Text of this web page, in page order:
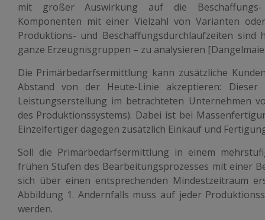
mit großer Auswirkung auf die
Komponenten mit einer Vielzahl von Varianten
Produktions- und Beschaffungsdurchlaufzeiten
ganze Erzeugnisgruppen – zu analysieren
Die Primärbedarfsermittlung kann zusätzliche
Abstand von der Heute-Linie akzeptieren:
Leistungserstellung im betrachteten Unternehmen
des Produktionssystems). Dabei ist bei
Einzelfertiger dagegen zusätzlich Einkauf und
Soll die Primärbedarfsermittlung in einem
frühen Stufen des Bearbeitungsprozesses mit einer
sich über einen entsprechenden Mindestzeitraum
Abbildung 1. Andernfalls muss auf jeder
werden.